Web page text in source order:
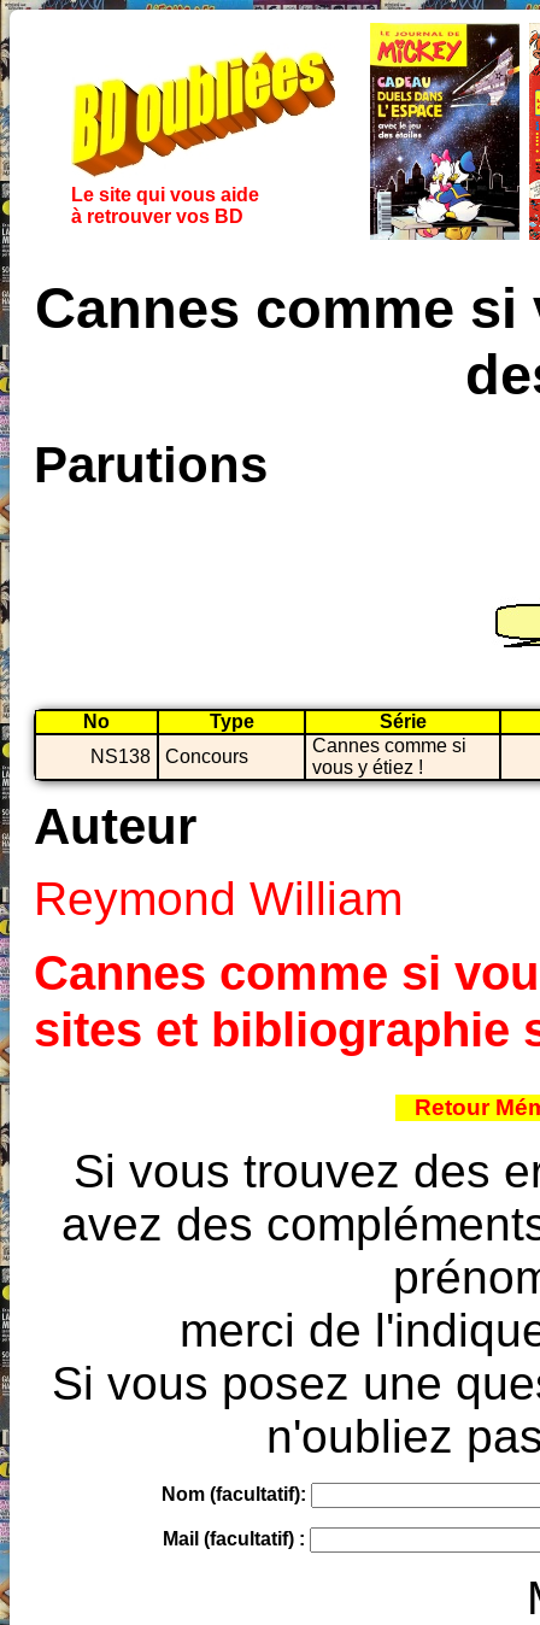
Le site qui vous aide
à retrouver vos BD
Cannes comme si
Parutions
No Type
Série
NS138
Concours
Cannes comme si
vous y étiez !
Auteur
Reymond William
Cannes comme si
sites et bibliographie
Retour
Si vous trouvez des
avez des
merci de
Si vous posez une
n'oubliez
Nom (facultatif):
Mail (facultatif) :